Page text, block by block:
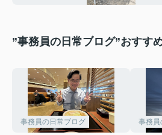
”事務員の日常ブログ”おすす
事務員の日常ブログ 事務員